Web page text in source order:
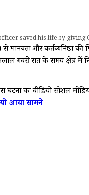
saved his life by giving
और कर्तव्यनिष्ठा की
गवरी रात के समय क्षेत्र
इस घटना का वीडियो
आया सामने